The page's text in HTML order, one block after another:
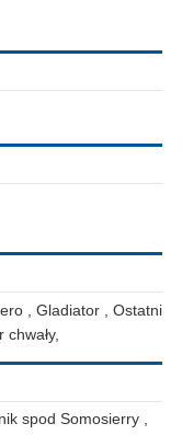
, Gladiator , Ostatni
spod Somosierry ,